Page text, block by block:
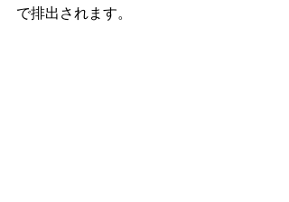
で排出されます。